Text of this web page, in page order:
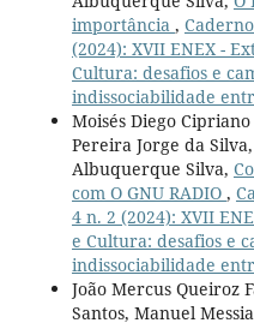
importância ,
(2024): XVII ENEX -
Cultura: desafios e
indissociabilidade
Moisés Diego
Pereira Jorge da
Albuquerque Silva,
com O GNU RADIO ,
4 n. 2 (2024): XVII
e Cultura: desafios e
indissociabilidade
João Mercus Queiroz
Santos, Manuel